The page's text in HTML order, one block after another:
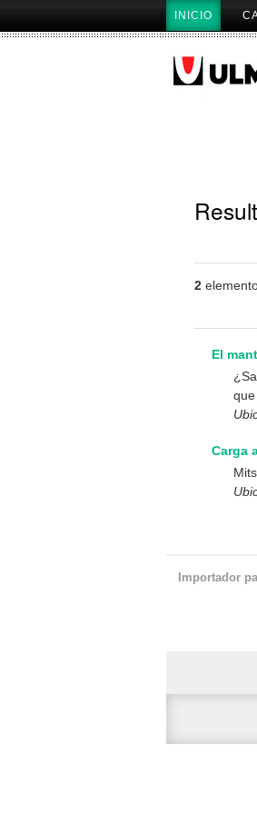
Cambiar
contenido.
Saltar
Secciones
INICIO
2
El
Carga
Importador